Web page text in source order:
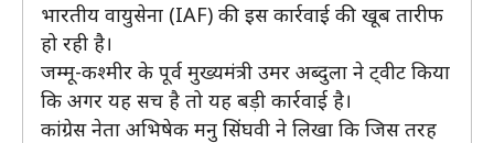
भारतीय वायुसेना (IAF) की इस कार्रवाई की खूब तारीफ
हो रही है।
जम्मू-कश्मीर के पूर्व मुख्यमंत्री उमर अब्दुला ने ट्वीट किया
कि अगर यह सच है तो यह बड़ी कार्रवाई है।
कांग्रेस नेता अभिषेक मनु सिंघवी ने लिखा कि जिस तरह